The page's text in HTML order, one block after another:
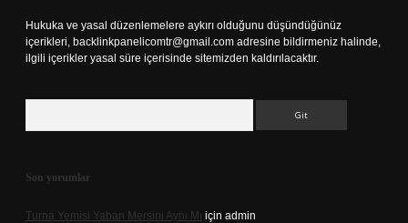
Hukuka ve yasal düzenlemelere aykırı olduğunu düşündüğünüz
içerikleri, backlinkpanelicomtr@gmail.com adresine bildirmeniz halinde,
ilgili içerikler yasal süre içerisinde sitemizden kaldırılacaktır.
Son yorumlar
Turna Yemisi Yaban Mersini Aynı Mı için admin